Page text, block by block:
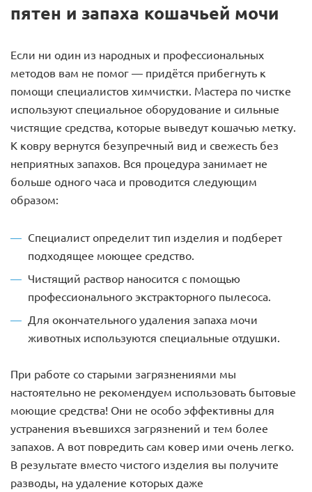
пятен и запаха кошачьей мочи
Если ни один из народных и профессиональных
методов вам не помог — придётся прибегнуть к
помощи специалистов химчистки. Мастера по чистке
используют специальное оборудование и сильные
чистящие средства, которые выведут кошачью метку.
К ковру вернутся безупречный вид и свежесть без
неприятных запахов. Вся процедура занимает не
больше одного часа и проводится следующим
образом:
Специалист определит тип изделия и подберет
подходящее моющее средство.
Чистящий раствор наносится с помощью
профессионального экстракторного пылесоса.
Для окончательного удаления запаха мочи
животных используются специальные отдушки.
При работе со старыми загрязнениями мы
настоятельно не рекомендуем использовать бытовые
моющие средства! Они не особо эффективны для
устранения въевшихся загрязнений и тем более
запахов. А вот повредить сам ковер ими очень легко.
В результате вместо чистого изделия вы получите
разводы, на удаление которых даже